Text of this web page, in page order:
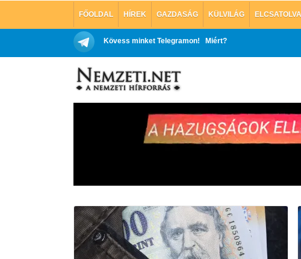
FŐOLDAL HÍREK GAZDASÁG KÜLVILÁG ELCSATOLVA
Kövess minket Telegramon! Miért?